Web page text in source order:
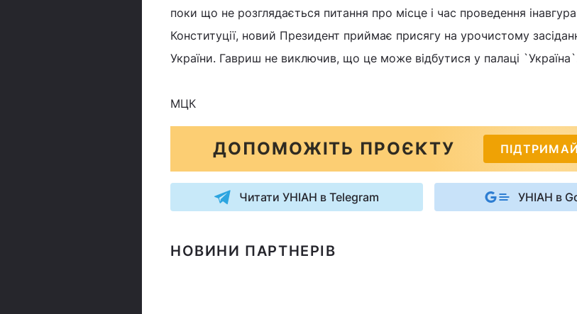
поки що не розглядається питання про місце і час проведення
Конституції, новий Президент приймає присягу на урочистому
України. Гавриш не виключив, що це може відбутися у палаці
МЦК
ДОПОМОЖІТЬ ПРОЄКТУ
Читати УНІАН в Telegram УНІАН в
НОВИНИ ПАРТНЕРІВ